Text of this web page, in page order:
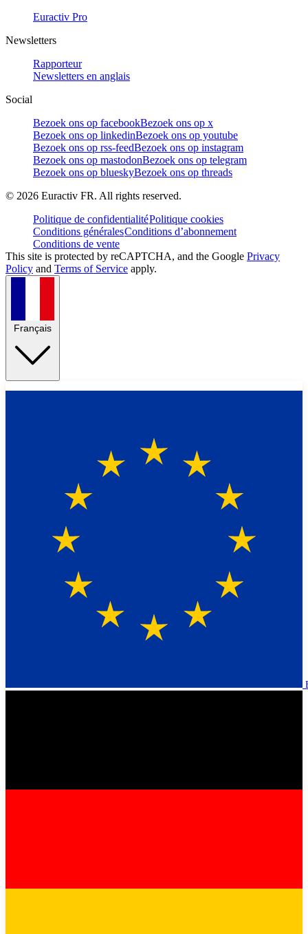
Euractiv Pro
Newsletters
Rapporteur
Newsletters en anglais
Social
Bezoek ons op facebookBezoek ons op x
Bezoek ons op linkedinBezoek ons op youtube
Bezoek ons op rss-feedBezoek ons op instagram
Bezoek ons op mastodonBezoek ons op telegram
Bezoek ons op blueskyBezoek ons op threads
© 2026 Euractiv FR. All rights reserved.
Politique de confidentialitéPolitique cookies
Conditions généralesConditions d’abonnement
Conditions de vente
This site is protected by reCAPTCHA, and the Google Privacy
Policy and Terms of Service apply.
Français